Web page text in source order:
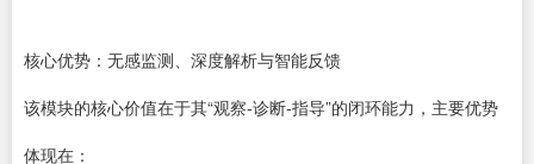
核心优势：无感监测、深度解析与智能反馈
该模块的核心价值在于其“观察-诊断-指导”的闭环能力，主要优势
体现在：